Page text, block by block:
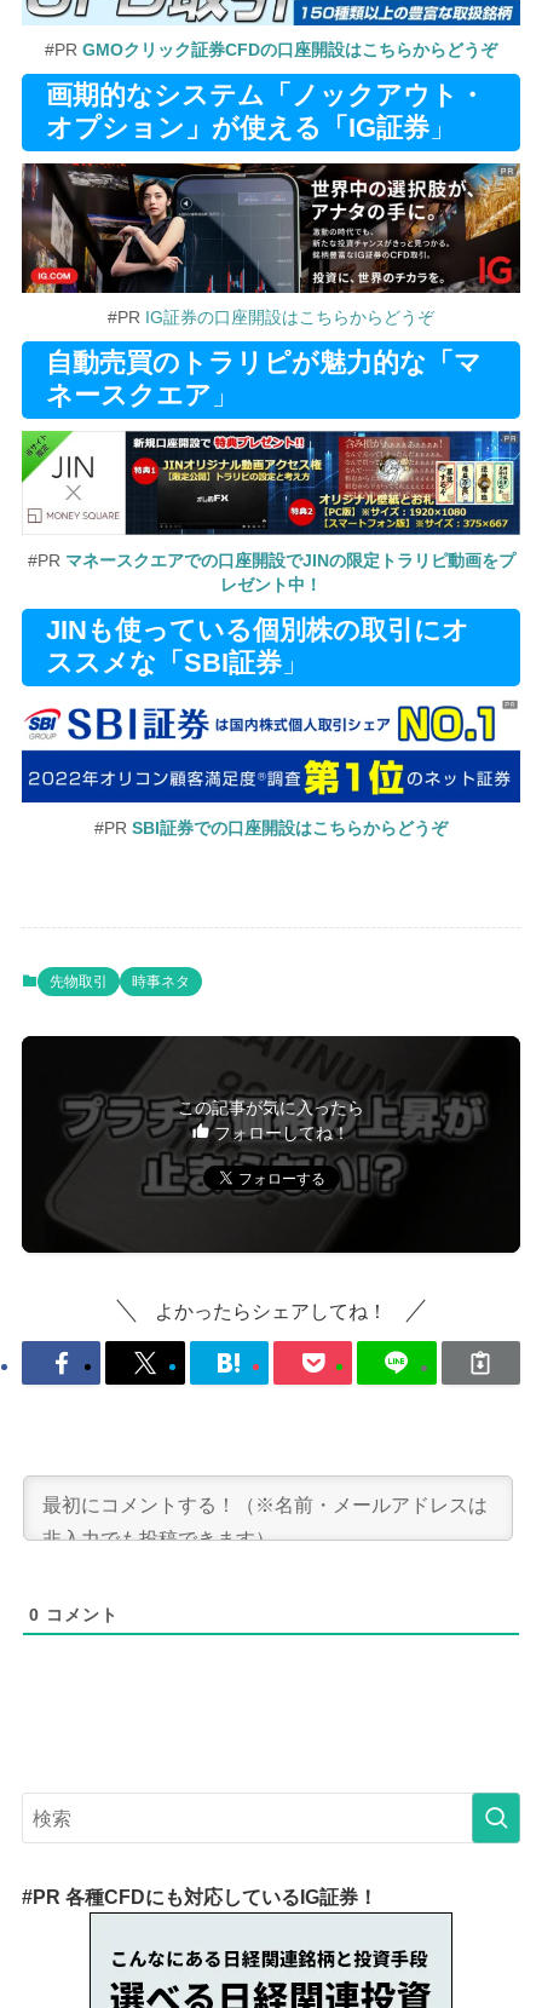
#PR GMOクリック証券CFDの口座開設はこちらからどうぞ
画期的なシステム「ノックアウト・
オプション」が使える「IG証券」
#PR IG証券の口座開設はこちらからどうぞ
自動売買のトラリピが魅力的な「マ
ネースクエア 」
#PR マネースクエアでの口座開設でJINの限定トラリピ動画をプ
レゼント中！
JINも使っている個別株の取引にオ
ススメな「SBI証券」
#PR SBI証券での口座開設はこちらからどうぞ
先物取引 時事ネタ
この記事が気に入ったら
フォローしてね！
よかったらシェアしてね！
0 コメント
#PR 各種CFDにも対応しているIG証券！